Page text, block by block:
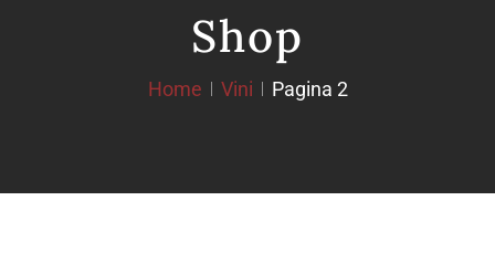
Shop
Home Vini Pagina 2